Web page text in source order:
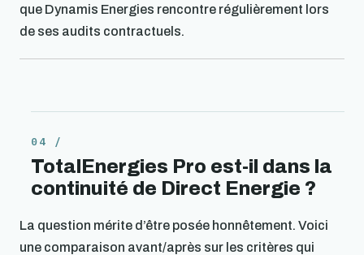
que Dynamis Energies rencontre régulièrement lors
de ses audits contractuels.
TotalEnergies Pro est-il dans la
continuité de Direct Energie ?
La question mérite d’être posée honnêtement. Voici
une comparaison avant/après sur les critères qui